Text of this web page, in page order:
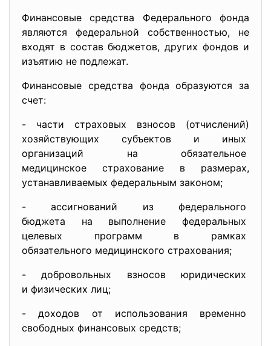
Финансовые средства Федерального фонда
являются федеральной собственностью, не
входят в состав бюджетов, других фондов и
изъятию не подлежат.
Финансовые средства фонда образуются за
счет:
- части страховых взносов (отчислений)
хозяйствующих субъектов и иных
организаций на обязательное
медицинское страхование в размерах,
устанавливаемых федеральным законом;
- ассигнований из федерального
бюджета на выполнение федеральных
целевых программ в рамках
обязательного медицинского страхования;
- добровольных взносов юридических
и физических лиц;
- доходов от использования временно
свободных финансовых средств;